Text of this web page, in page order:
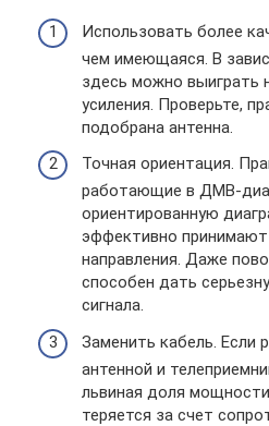
Использовать более
чем имеющаяся. В
здесь можно выиграть
усиления. Проверьте,
подобрана антенна.
Точная ориентация.
работающие в ДМВ-
ориентированную
эффективно принимают
направления. Даже
способен дать
сигнала.
Заменить кабель. Если
антенной и
львиная доля
теряется за счет